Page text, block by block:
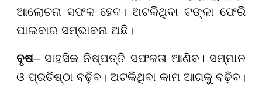
ଆଲୋଚନା ସଫଳ ହେବ। ଅଟକିଥିବା ଟଙ୍କା ଫେରି
ପାଇବାର ସମ୍ଭାବନା ଅଛି।
ବୃଷ– ସାହସିକ ନିଷ୍ପତ୍ତି ସଫଳତା ଆଣିବ। ସମ୍ମାନ
ଓ ପ୍ରତିଷ୍ଠା ବଢ଼ିବ। ଅଟକିଥିବା କାମ ଆଗକୁ ବଢ଼ିବ।